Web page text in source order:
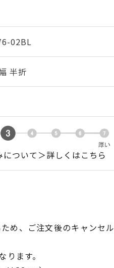
02BL
半折
について＞詳しくはこちら
め、ご注文後のキャンセル
ます。